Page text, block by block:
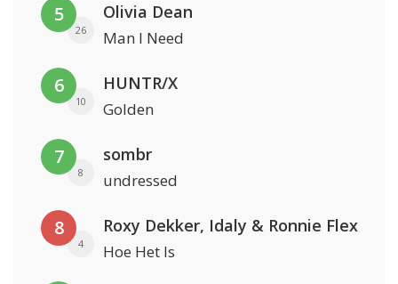
5
26
Olivia Dean
Man I Need
6
10
HUNTR/X
Golden
7
8
sombr
undressed
8
4
Roxy Dekker, Idaly & Ronnie Flex
Hoe Het Is